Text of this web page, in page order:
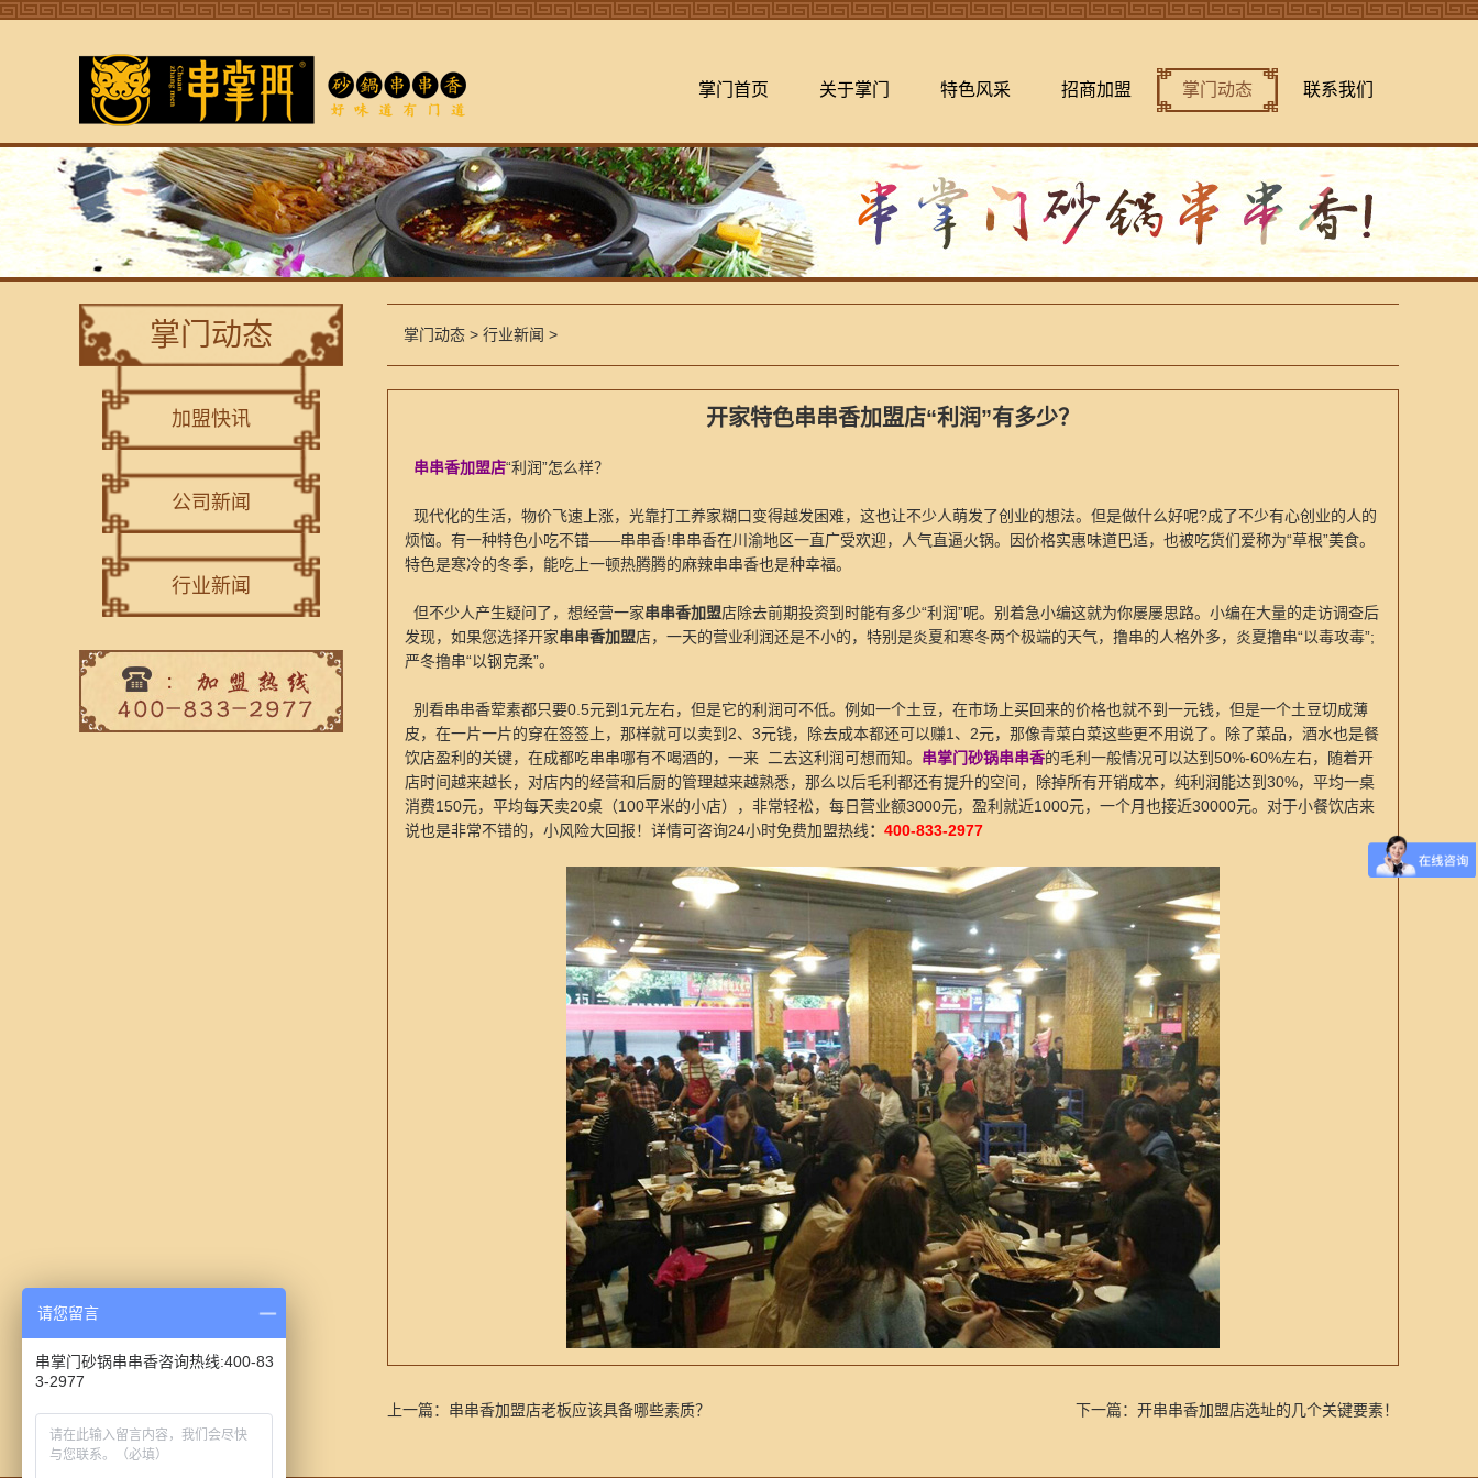
掌门首页 关于掌门 特色风采 招商加盟 掌门动态 联系我们
掌门动态
加盟快讯
公司新闻
行业新闻
掌门动态 > 行业新闻 >
开家特色串串香加盟店“利润”有多少？
串串香加盟店“利润”怎么样？
现代化的生活，物价飞速上涨，光靠打工养家糊口变得越发困难，这也让不少人萌发了创业的想法。但是做什么好呢?成了不少有心创业的人的
烦恼。有一种特色小吃不错——串串香!串串香在川渝地区一直广受欢迎，人气直逼火锅。因价格实惠味道巴适，也被吃货们爱称为“草根”美食。
特色是寒冷的冬季，能吃上一顿热腾腾的麻辣串串香也是种幸福。
但不少人产生疑问了，想经营一家串串香加盟店除去前期投资到时能有多少“利润”呢。别着急小编这就为你屡屡思路。小编在大量的走访调查后
发现，如果您选择开家串串香加盟店，一天的营业利润还是不小的，特别是炎夏和寒冬两个极端的天气，撸串的人格外多，炎夏撸串“以毒攻毒”;
严冬撸串“以钢克柔”。
别看串串香荤素都只要0.5元到1元左右，但是它的利润可不低。例如一个土豆，在市场上买回来的价格也就不到一元钱，但是一个土豆切成薄
皮，在一片一片的穿在签签上，那样就可以卖到2、3元钱，除去成本都还可以赚1、2元，那像青菜白菜这些更不用说了。除了菜品，酒水也是餐
饮店盈利的关键，在成都吃串串哪有不喝酒的，一来 二去这利润可想而知。 串掌门砂锅串串香的毛利一般情况可以达到50%-60%左右，随着开
店时间越来越长，对店内的经营和后厨的管理越来越熟悉，那么以后毛利都还有提升的空间，除掉所有开销成本，纯利润能达到30%，平均一桌
消费150元，平均每天卖20桌（100平米的小店），非常轻松，每日营业额3000元，盈利就近1000元，一个月也接近30000元。对于小餐饮店来
说也是非常不错的，小风险大回报！详情可咨询24小时免费加盟热线： 400-833-2977
上一篇： 串串香加盟店老板应该具备哪些素质？ 下一篇： 开串串香加盟店选址的几个关键要素！
请您留言
串掌门砂锅串串香咨询热线:400-83
3-2977